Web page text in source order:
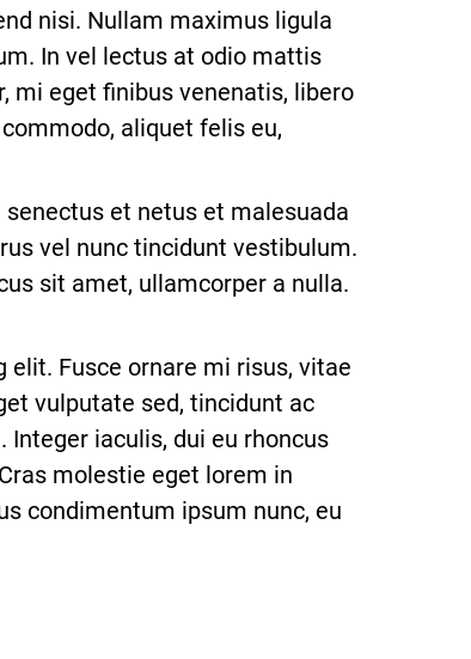
nisi. Nullam maximus ligula
In vel lectus at odio mattis
mi eget finibus venenatis, libero
aliquet felis eu,
et netus et malesuada
vel nunc tincidunt vestibulum.
sit amet, ullamcorper a nulla.
Fusce ornare mi risus, vitae
vulputate sed, tincidunt ac
iaculis, dui eu rhoncus
molestie eget lorem in
condimentum ipsum nunc, eu